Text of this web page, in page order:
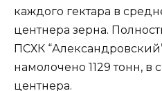
каждого гектара в
центнера зерна.
ПСХК
намолочено 1129 тонн, в
центнера.